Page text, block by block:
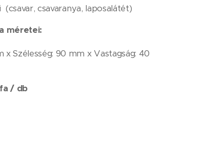
(csavar, csavaranya, laposalátét)
méretei:
x Szélesség: 90 mm x Vastagság: 40
/ db